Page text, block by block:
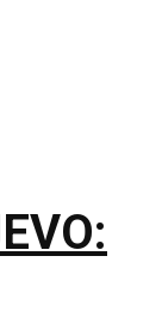
od
nad